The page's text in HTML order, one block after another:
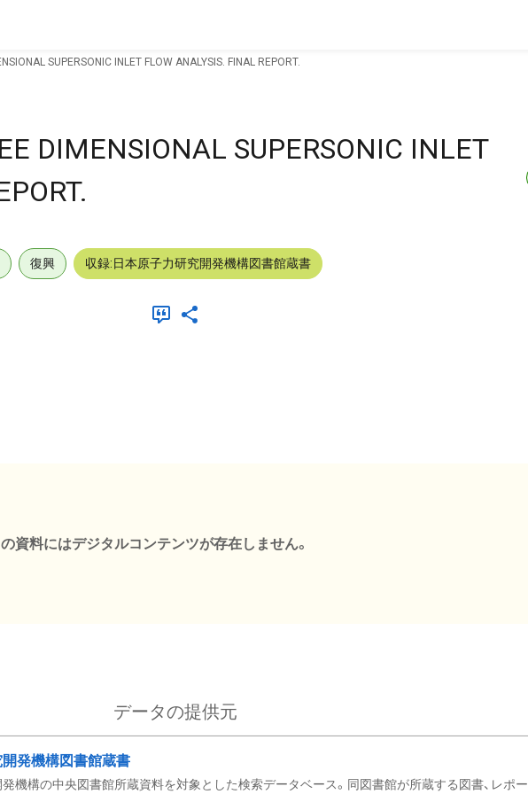
SUPERSONIC INLET FLOW ANALYSIS. FINAL REPORT.
DIMENSIONAL SUPERSONIC INLET
復興 収録:日本原子力研究開発機構図書館蔵書
資料にはデジタルコンテンツが存在しません。
データの提供元
発機構図書館蔵書
機構の中央図書館所蔵資料を対象とした検索データベース。同図書館が所蔵する図書、レポー